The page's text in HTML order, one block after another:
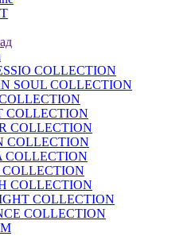
COLLECTION
SOUL COLLECTION
COLLECTION
COLLECTION
COLLECTION
COLLECTION
COLLECTION
COLLECTION
COLLECTION
COLLECTION